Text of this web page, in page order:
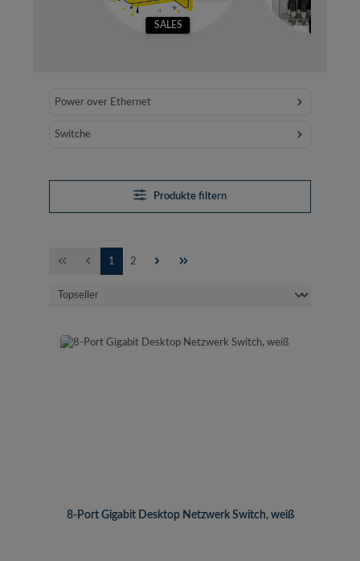
SALES
Power over Ethernet
Switche
Produkte filtern
Seite
1 Seite
2
8-Port Gigabit Desktop Netzwerk Switch, weiß